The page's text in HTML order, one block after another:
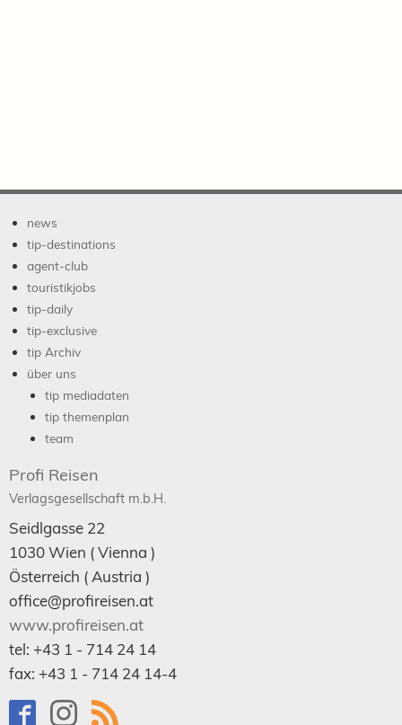
news
tip-destinations
agent-club
touristikjobs
tip-daily
tip-exclusive
tip Archiv
über uns
tip mediadaten
tip themenplan
team
Profi Reisen
Verlagsgesellschaft m.b.H.
Seidlgasse 22
1030Wien ( Vienna )
Österreich ( Austria )
office@profireisen.at
www.profireisen.at
tel: +43 1 - 714 24 14
fax: +43 1 - 714 24 14-4